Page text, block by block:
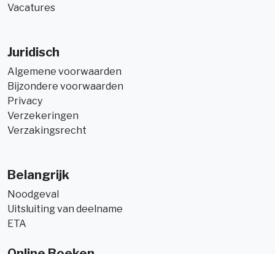
Vacatures
Juridisch
Algemene voorwaarden
Bijzondere voorwaarden
Privacy
Verzekeringen
Verzakingsrecht
Belangrijk
Noodgeval
Uitsluiting van deelname
ETA